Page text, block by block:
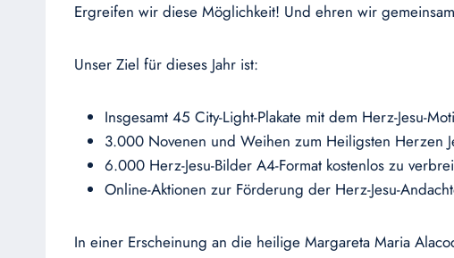
Ergreifen wir diese Möglichkeit! Und ehren wir
Unser Ziel für dieses Jahr ist:
Insgesamt 45 City-Light-Plakate mit dem Herz-Jesu-
3.000 Novenen und Weihen zum Heiligsten Herzen
6.000 Herz-Jesu-Bilder A4-Format kostenlos zu
Online-Aktionen zur Förderung der Herz-Jesu-
In einer Erscheinung an die heilige Margareta Maria